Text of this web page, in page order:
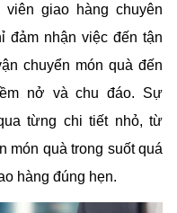
giao hàng chuyên
đảm nhận việc đến tận
chuyển món quà đến
nở và chu đáo. Sự
từng chi tiết nhỏ, từ
món quà trong suốt quá
hàng đúng hẹn.